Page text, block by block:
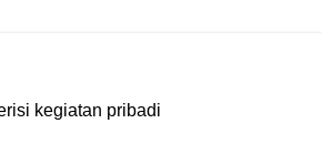
kegiatan pribadi